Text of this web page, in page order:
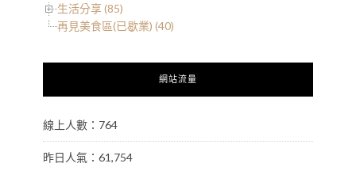
生活分享 (85)
再見美食區(已歇業) (40)
網站流量
線上人數：764
昨日人氣：61,754